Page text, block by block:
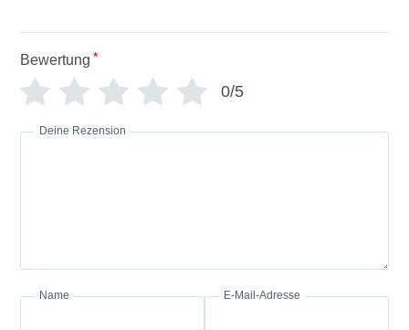
Bewertung *
0/5
Deine Rezension
Name E-Mail-Adresse